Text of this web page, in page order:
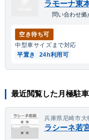
ラモーナ東
問い合わせ
空き待ち可
中型車サイズまで対応
平置き
24h利用可
最近閲覧した月極駐
兵庫県尼崎市
ラシーネ若